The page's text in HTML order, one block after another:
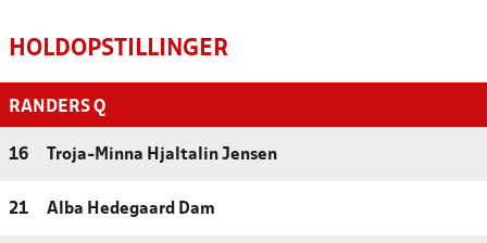
HOLDOPSTILLINGER
RANDERS Q
16 Troja-Minna Hjaltalin Jensen
21 Alba Hedegaard Dam